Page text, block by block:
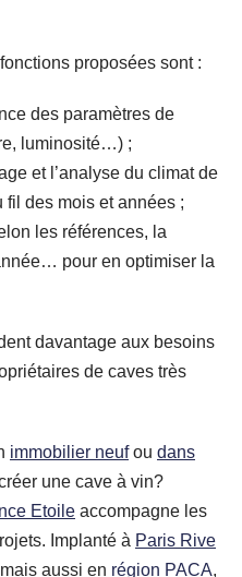
proposées sont :
des paramètres de
luminosité…) ;
et l’analyse du climat de
fil des mois et années ;
les références, la
pour en optimiser la
davantage aux besoins
de caves très
immobilier neufou dans
une cave à vin?
Etoile accompagne les
Implanté à Paris Rive
aussi en région PACA,